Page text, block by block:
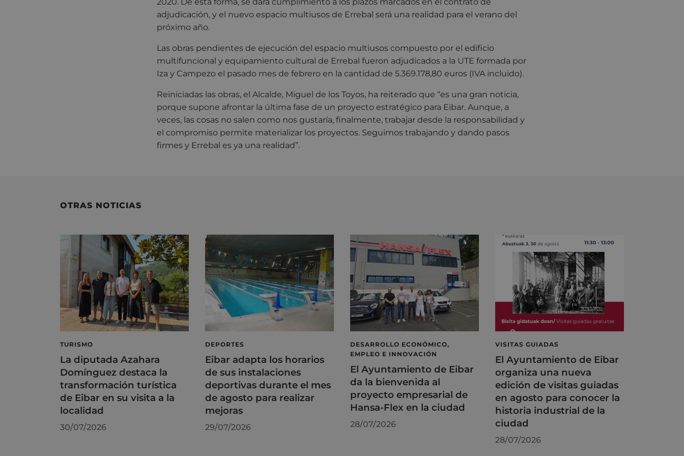
adjudicación, y el nuevo espacio multiusos de Errebal será una realidad para el verano del
próximo año.
Las obras pendientes de ejecución del espacio multiusos compuesto por el edificio
multifuncional y equipamiento cultural de Errebal fueron adjudicados a la UTE formada por
Iza y Campezo el pasado mes de febrero en la cantidad de 5.369.178,80 euros (IVA incluido).
Reiniciadas las obras, el Alcalde, Miguel de los Toyos, ha reiterado que “es una gran noticia,
porque supone afrontar la última fase de un proyecto estratégico para Eibar. Aunque, a
veces, las cosas no salen como nos gustaría, finalmente, trabajar desde la responsabilidad y
el compromiso permite materializar los proyectos. Seguimos trabajando y dando pasos
firmes y Errebal es ya una realidad”.
OTRAS NOTICIAS
TURISMO
La diputada Azahara
Domínguez destaca la
transformación turística
de Eibar en su visita a la
localidad
30/07/2026
DEPORTES
Eibar adapta los horarios
de sus instalaciones
deportivas durante el mes
de agosto para realizar
mejoras
29/07/2026
DESARROLLO ECONÓMICO,
EMPLEO E INNOVACIÓN
El Ayuntamiento de Eibar
da la bienvenida al
proyecto empresarial de
Hansa-Flex en la ciudad
28/07/2026
VISITAS GUIADAS
El Ayuntamiento de Eibar
organiza una nueva
edición de visitas guiadas
en agosto para conocer la
historia industrial de la
ciudad
28/07/2026